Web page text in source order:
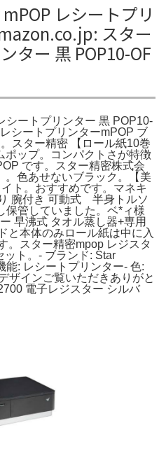
レシートプリ
スター
ター 黒 POP10-OF
シートプリンター 黒 POP10-
シートプリンターmPOP ブ
スター精密 【ロール紙10巻
ポップ。コンパクトさが特徴
です。スター精密株式会
。色あせないブラック。【美
ト。おすすめです。マネキ
付き 可動式 半身トルソ
管していました。ベ*ィ様
早沸式 タオル蒸し器+専用
と本体のみロール紙は中に入
。スター精密mpop レジスタ
ト。- ブランド: Star
能: レシートプリンター- 色:
ザインご覧いただきありがと
電子レジスター シルバ